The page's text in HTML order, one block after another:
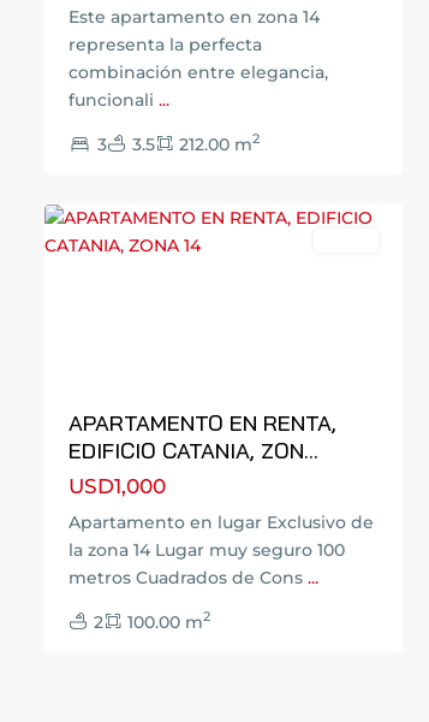
Este apartamento en zona 14
representa la perfecta
combinación entre elegancia,
funcionali ...
3 3.5 212.00 m2
Zona
APARTAMENTO EN RENTA,
EDIFICIO CATANIA, ZON...
USD1,000
Apartamento en lugar Exclusivo de
la zona 14 Lugar muy seguro 100
metros Cuadrados de Cons ...
2 100.00 m2